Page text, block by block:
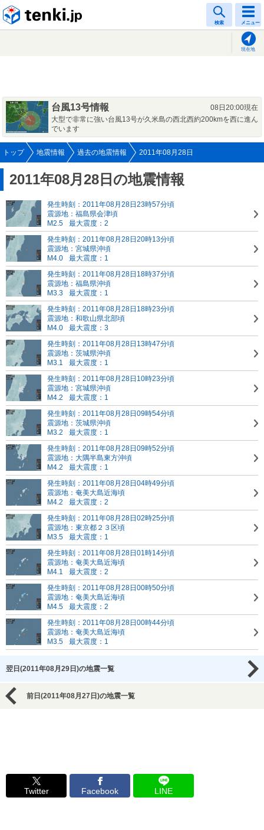
検索 メニュー
現在地
台風13号情報
08日20:00現在
大型で非常に強い台風13号が久米島の西北西約200kmを西に進ん
でいます
トップ 地震情報 過去の地震情報 2011年08月28日
2011年08月28日の地震情報
発生時刻：2011年08月28日23時57分頃
震源地：福島県会津頃
M2.5
最大震度：2
発生時刻：2011年08月28日20時13分頃
震源地：宮城県沖頃
M4.0
最大震度：1
発生時刻：2011年08月28日18時37分頃
震源地：福島県沖頃
M3.3
最大震度：1
発生時刻：2011年08月28日18時23分頃
震源地：和歌山県北部頃
M4.0
最大震度：3
発生時刻：2011年08月28日13時47分頃
震源地：茨城県沖頃
M3.1
最大震度：1
発生時刻：2011年08月28日10時23分頃
震源地：宮城県沖頃
M4.2
最大震度：1
発生時刻：2011年08月28日09時54分頃
震源地：茨城県沖頃
M3.2
最大震度：1
発生時刻：2011年08月28日09時52分頃
震源地：大隅半島東方沖頃
M4.2
最大震度：1
発生時刻：2011年08月28日04時49分頃
震源地：奄美大島近海頃
M4.2
最大震度：2
発生時刻：2011年08月28日02時25分頃
震源地：東京都２３区頃
M3.5
最大震度：1
発生時刻：2011年08月28日01時14分頃
震源地：奄美大島近海頃
M4.1
最大震度：2
発生時刻：2011年08月28日00時50分頃
震源地：奄美大島近海頃
M4.5
最大震度：2
発生時刻：2011年08月28日00時44分頃
震源地：奄美大島近海頃
M3.5
最大震度：1
翌日(2011年08月29日)の地震一覧
前日(2011年08月27日)の地震一覧
Twitter Facebook LINE